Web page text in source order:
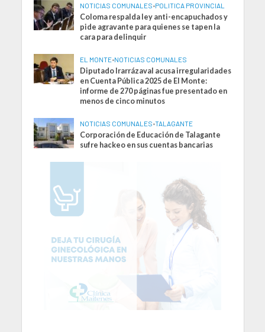
NOTICIAS COMUNALES•POLITICA PROVINCIAL
Coloma respalda ley anti-encapuchados y
pide agravante para quienes se tapen la
cara para delinquir
EL MONTE•NOTICIAS COMUNALES
Diputado Irarrázaval acusa irregularidades
en Cuenta Pública 2025 de El Monte:
informe de 270 páginas fue presentado en
menos de cinco minutos
NOTICIAS COMUNALES•TALAGANTE
Corporación de Educación de Talagante
sufre hackeo en sus cuentas bancarias